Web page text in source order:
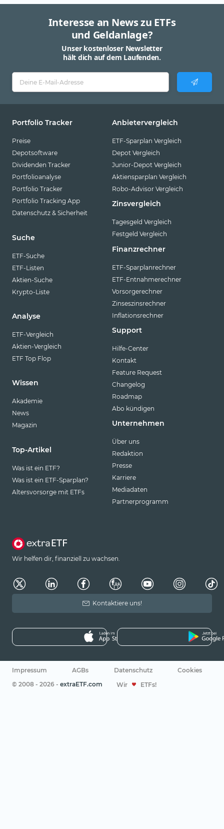
Interesse an News zu ETFs
und Geldanlage?
Unser kostenloser Newsletter
hält dich auf dem Laufenden.
Portfolio Tracker
Preise
Depotsoftware
Dividenden Tracker
Portfolioanalyse
Portfolio Tracker
Portfolio Tracking App
Datenschutz & Sicherheit
Suche
ETF-Suche
ETF-Listen
Aktien-Suche
Krypto-Liste
Analyse
ETF-Vergleich
Aktien-Vergleich
ETF Top Flop
Wissen
Akademie
News
Magazin
Top-Artikel
Was ist ein ETF?
Was ist ein ETF-Sparplan?
Altersvorsorge mit ETFs
Anbietervergleich
ETF-Sparplan Vergleich
Depot Vergleich
Junior-Depot Vergleich
Aktiensparplan Vergleich
Robo-Advisor Vergleich
Zinsvergleich
Tagesgeld Vergleich
Festgeld Vergleich
Finanzrechner
ETF-Sparplanrechner
ETF-Entnahmerechner
Vorsorgerechner
Zinseszinsrechner
Inflationsrechner
Support
Hilfe-Center
Kontakt
Feature Request
Changelog
Roadmap
Abo kündigen
Unternehmen
Über uns
Redaktion
Presse
Karriere
Mediadaten
Partnerprogramm
Wir helfen dir, finanziell zu wachsen.
Kontaktiere uns!
Impressum AGBs Datenschutz
Cookies
© 2008 - 2026 - extraETF.com Wir ETFs!